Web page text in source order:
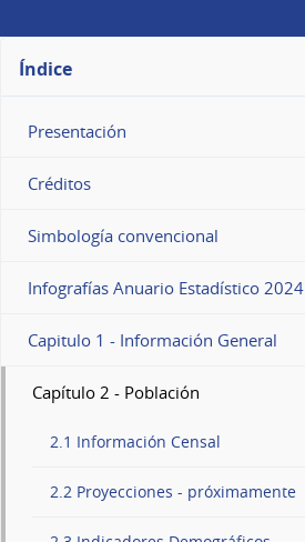
Índice
Presentación
Créditos
Simbología convencional
Infografías Anuario Estadístico 2024
Capitulo 1 - Información General
Capítulo 2 - Población
2.1 Información Censal
2.2 Proyecciones - próximamente